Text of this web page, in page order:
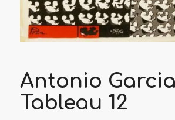
Antonio
Tableau 12